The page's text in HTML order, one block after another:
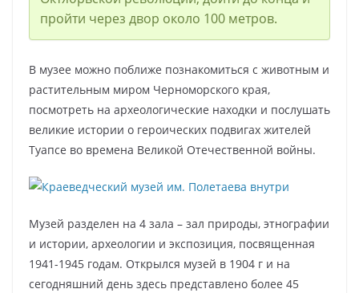
пройти через двор около 100 метров.
В музее можно поближе познакомиться с животным и
растительным миром Черноморского края,
посмотреть на археологические находки и послушать
великие истории о героических подвигах жителей
Туапсе во времена Великой Отечественной войны.
Музей разделен на 4 зала – зал природы, этнографии
и истории, археологии и экспозиция, посвященная
1941-1945 годам. Открылся музей в 1904 г и на
сегодняшний день здесь представлено более 45